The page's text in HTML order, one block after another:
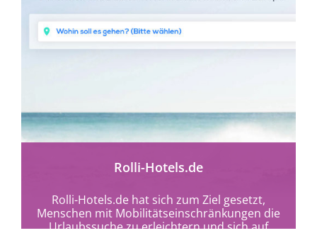
Rolli-Hotels.de
Rolli-Hotels.de hat sich zum Ziel gesetzt,
Menschen mit Mobilitätseinschränkungen die
Urlaubssuche zu erleichtern und sich auf